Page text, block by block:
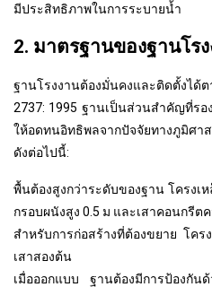
มีประสิทธิภาพในการระบายน้ำ
2. มาตรฐานของฐานโร
ฐานโรงงานต้องมั่นคงและติดตั้งได้
2737: 1995 ฐานเป็นส่วนสำคัญที่รอ
ให้อดทนอิทธิพลจากปัจจัยทางภูมิศ
ดังต่อไปนี้:
พื้นต้องสูงกว่าระดับของฐาน โครงเ
กรอบผนังสูง 0.5 ม และเสาคอนกรีต
สำหรับการก่อสร้างที่ต้องขยาย โคร
เสาสองต้น
เมื่อออกแบบ ฐานต้องมีการป้องกัน